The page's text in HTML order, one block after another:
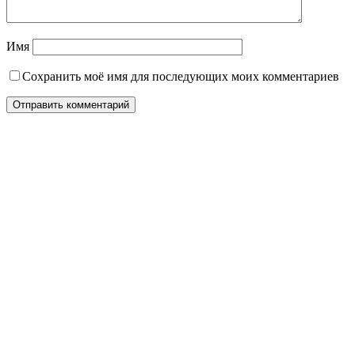
Имя
Сохранить моё имя для последующих моих комментариев